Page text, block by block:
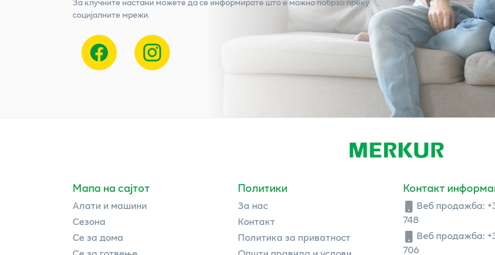
социјалните мрежи.
Мапа на сајтот
Алати и машини
Сезона
Се за дома
Политики
За нас
Контакт
Политика за приватност
Контакт
Веб продажба:
748
Веб продажба:
706